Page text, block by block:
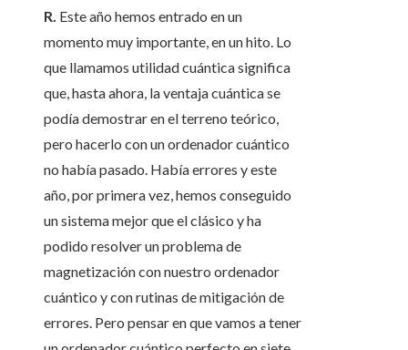
R. Este año hemos entrado en un
momento muy importante, en un hito. Lo
que llamamos utilidad cuántica significa
que, hasta ahora, la ventaja cuántica se
podía demostrar en el terreno teórico,
pero hacerlo con un ordenador cuántico
no había pasado. Había errores y este
año, por primera vez, hemos conseguido
un sistema mejor que el clásico y ha
podido resolver un problema de
magnetización con nuestro ordenador
cuántico y con rutinas de mitigación de
errores. Pero pensar en que vamos a tener